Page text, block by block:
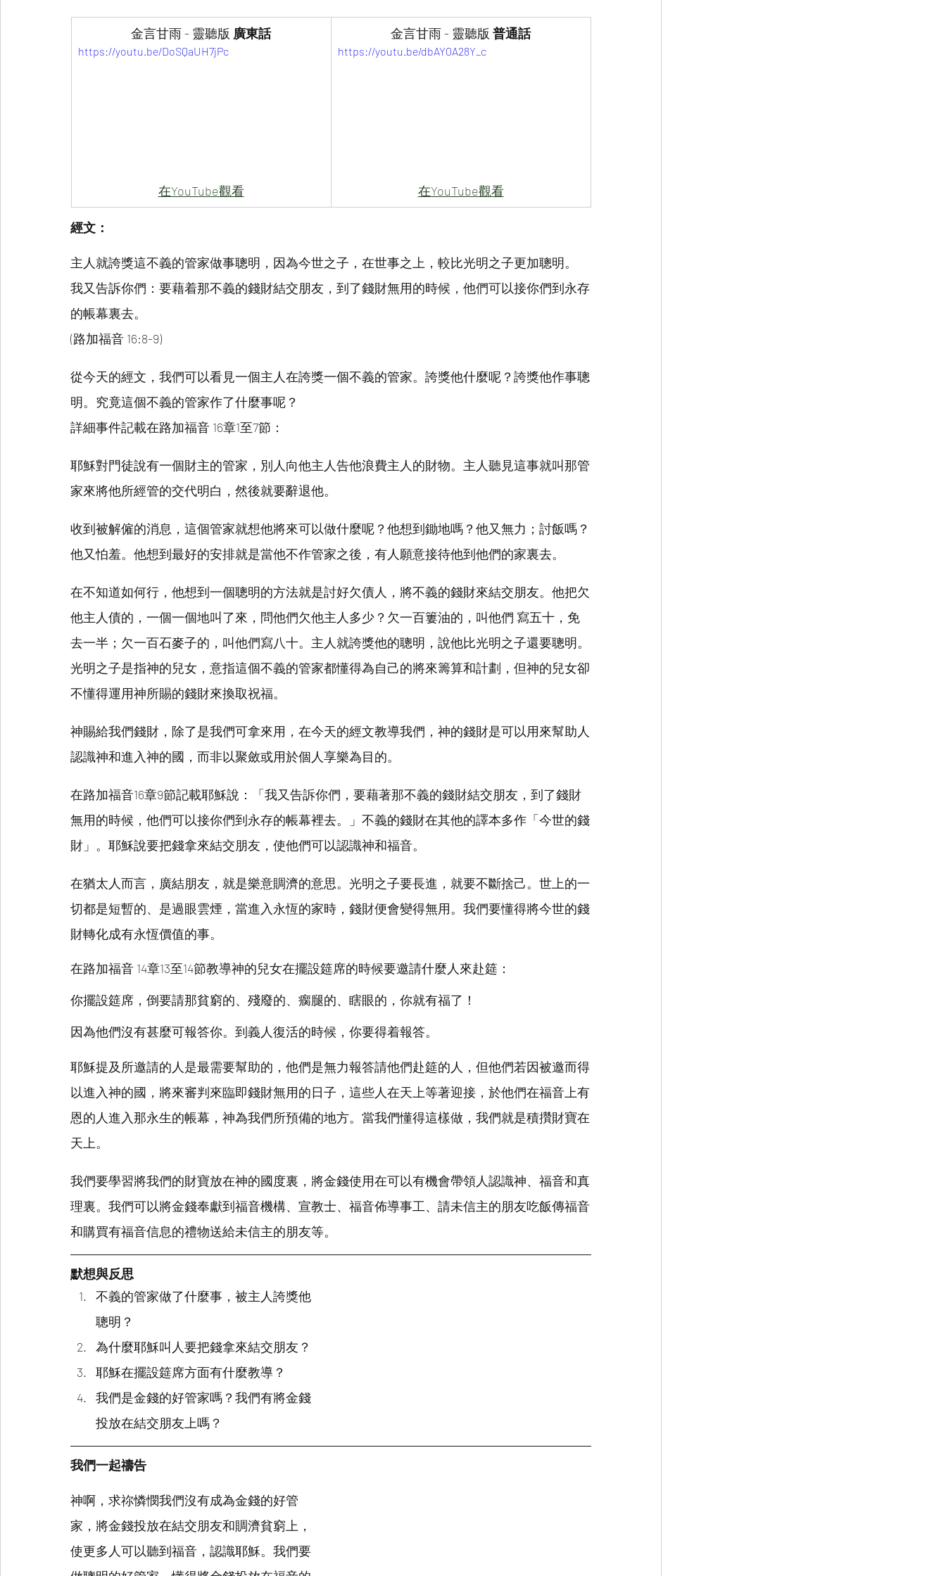
金言甘雨 - 靈聽版 廣東話
https://youtu.be/DoSQaUH7jPc
在YouTube觀看
金言甘雨 - 靈聽版 普通話
https://youtu.be/dbAY0A28Y_c
在YouTube觀看
經文：
主人就誇獎這不義的管家做事聰明，因為今世之子，在世事之上，較比光明之子更加聰明。
我又告訴你們：要藉着那不義的錢財結交朋友，到了錢財無用的時候，他們可以接你們到永存
的帳幕裏去。
(路加福音 16:8-9)
從今天的經文，我們可以看見一個主人在誇獎一個不義的管家。誇獎他什麼呢？誇獎他作事聰
明。究竟這個不義的管家作了什麼事呢？
詳細事件記載在路加福音 16章1至7節：
耶穌對門徒說有一個財主的管家，別人向他主人告他浪費主人的財物。主人聽見這事就叫那管
家來將他所經管的交代明白，然後就要辭退他。
收到被解僱的消息，這個管家就想他將來可以做什麼呢？他想到鋤地嗎？他又無力；討飯嗎？
他又怕羞。他想到最好的安排就是當他不作管家之後，有人願意接待他到他們的家裏去。
在不知道如何行，他想到一個聰明的方法就是討好欠債人，將不義的錢財來結交朋友。他把欠
他主人債的，一個一個地叫了來，問他們欠他主人多少？欠一百簍油的，叫他們 寫五十，免
去一半；欠一百石麥子的，叫他們寫八十。主人就誇獎他的聰明，說他比光明之子還要聰明。
光明之子是指神的兒女，意指這個不義的管家都懂得為自己的將來籌算和計劃，但神的兒女卻
不懂得運用神所賜的錢財來換取祝福。
神賜給我們錢財，除了是我們可拿來用，在今天的經文教導我們，神的錢財是可以用來幫助人
認識神和進入神的國，而非以聚斂或用於個人享樂為目的。
在路加福音16章9節記載耶穌說：「我又告訴你們，要藉著那不義的錢財結交朋友，到了錢財
無用的時候，他們可以接你們到永存的帳幕裡去。」不義的錢財在其他的譯本多作「今世的錢
財」。耶穌說要把錢拿來結交朋友，使他們可以認識神和福音。
在猶太人而言，廣結朋友，就是樂意賙濟的意思。光明之子要長進，就要不斷捨己。世上的一
切都是短暫的、是過眼雲煙，當進入永恆的家時，錢財便會變得無用。我們要懂得將今世的錢
財轉化成有永恆價值的事。
在路加福音 14章13至14節教導神的兒女在擺設筵席的時候要邀請什麼人來赴筵：
你擺設筵席，倒要請那貧窮的、殘廢的、瘸腿的、瞎眼的，你就有福了！
因為他們沒有甚麼可報答你。到義人復活的時候，你要得着報答。
耶穌提及所邀請的人是最需要幫助的，他們是無力報答請他們赴筵的人，但他們若因被邀而得
以進入神的國，將來審判來臨即錢財無用的日子，這些人在天上等著迎接，於他們在福音上有
恩的人進入那永生的帳幕，神為我們所預備的地方。當我們懂得這樣做，我們就是積攢財寶在
天上。
我們要學習將我們的財寶放在神的國度裏，將金錢使用在可以有機會帶領人認識神、福音和真
理裏。我們可以將金錢奉獻到福音機構、宣教士、福音佈導事工、請未信主的朋友吃飯傳福音
和購買有福音信息的禮物送給未信主的朋友等。
默想與反思
不義的管家做了什麼事，被主人誇獎他
聰明？
為什麼耶穌叫人要把錢拿來結交朋友？
耶穌在擺設筵席方面有什麼教導？
我們是金錢的好管家嗎？我們有將金錢
投放在結交朋友上嗎？
我們一起禱告
神啊，求祢憐憫我們沒有成為金錢的好管
家，將金錢投放在結交朋友和賙濟貧窮上，
使更多人可以聽到福音，認識耶穌。我們要